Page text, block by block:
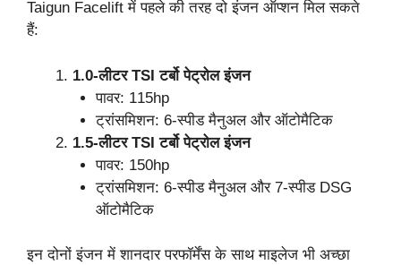
Taigun Facelift में पहले की तरह दो इंजन ऑप्शन मिल सकते
हैं:
1.0-लीटर TSI टर्बो पेट्रोल इंजन
पावर: 115hp
ट्रांसमिशन: 6-स्पीड मैनुअल और ऑटोमैटिक
1.5-लीटर TSI टर्बो पेट्रोल इंजन
पावर: 150hp
ट्रांसमिशन: 6-स्पीड मैनुअल और 7-स्पीड DSG
ऑटोमैटिक
इन दोनों इंजन में शानदार परफॉर्मेंस के साथ माइलेज भी अच्छा